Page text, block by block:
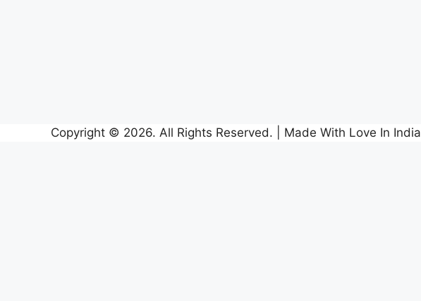
Copyright © 2026. All Rights Reserved. | Made With Love In India